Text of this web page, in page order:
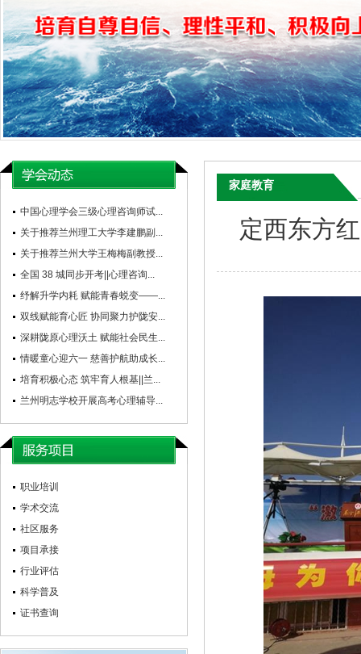
中国心理学会三级心理咨询师试...
关于推荐兰州理工大学李建鹏副...
关于推荐兰州大学王梅梅副教授...
全国 38 城同步开考||心理咨询...
纾解升学内耗 赋能青春蜕变——...
双线赋能育心匠 协同聚力护陇安...
深耕陇原心理沃土 赋能社会民生...
情暖童心迎六一 慈善护航助成长...
培育积极心态 筑牢育人根基||兰...
兰州明志学校开展高考心理辅导...
职业培训
学术交流
社区服务
项目承接
行业评估
科学普及
证书查询
家庭教育
定西东方